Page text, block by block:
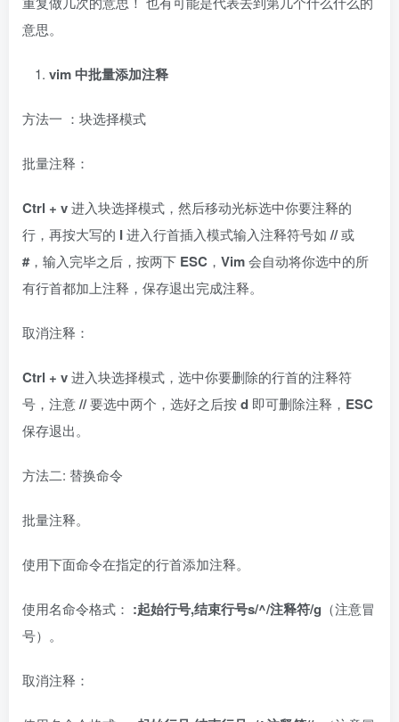
意思。
vim中批量添加注释
方法一 ：块选择模式
批量注释：
Ctrl + v进入块选择模式，然后移动光标选中你要注释的
行，再按大写的 I进入行首插入模式输入注释符号如 //或
#，输入完毕之后，按两下 ESC ， Vim会自动将你选中的所
有行首都加上注释，保存退出完成注释。
取消注释：
Ctrl + v进入块选择模式，选中你要删除的行首的注释符
号，注意//要选中两个，选好之后按d 即可删除注释， ESC
保存退出。
方法二: 替换命令
批量注释。
使用下面命令在指定的行首添加注释。
使用名命令格式： :起始行号,结束行号s/^/注释符/g （注意冒
号）。
取消注释：